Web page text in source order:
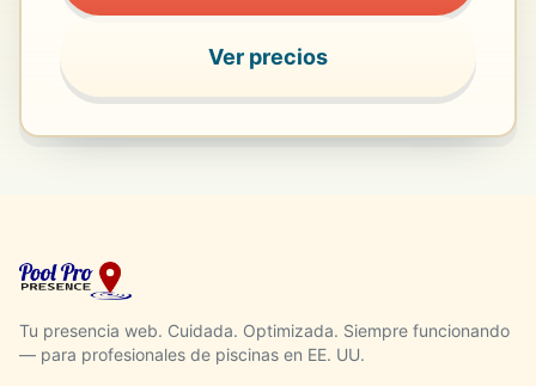
Ver precios
Tu presencia web. Cuidada. Optimizada. Siempre funcionando
— para profesionales de piscinas en EE. UU.